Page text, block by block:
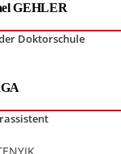
GEHLER
Doktorschule